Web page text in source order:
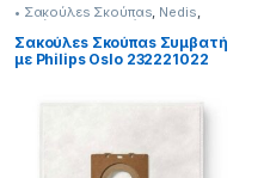
• Σακούλεs Σκούπαs, Nedis,
Σκούπισμα & Καθάρισμα
Σακούλεs Σκούπαs Συμβατή
με Philips Oslo 232221022